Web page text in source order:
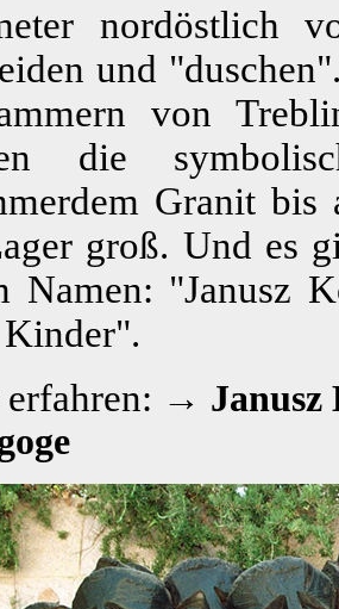
nordöstlich
und
von
die
Granit
groß. Und es
Namen: "Janusz
Kinder".
erfahren: →